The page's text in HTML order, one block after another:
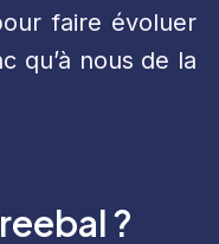
faire évoluer
qu’à nous de la
?